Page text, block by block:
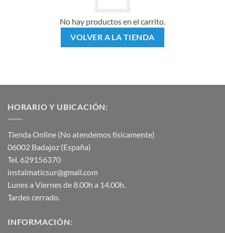
No hay productos en el carrito.
VOLVER A LA TIENDA
HORARIO Y UBICACIÓN:
Tienda Online (No atendemos físicamente)
06002 Badajoz (España)
Tel. 629156370
instalmaticsur@gmail.com
Lunes a Viernes de 8.00h a 14.00h.
Tardes cerrado.
INFORMACIÓN: